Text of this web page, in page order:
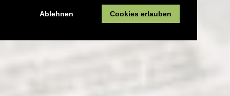
Ablehnen Cookies erlauben